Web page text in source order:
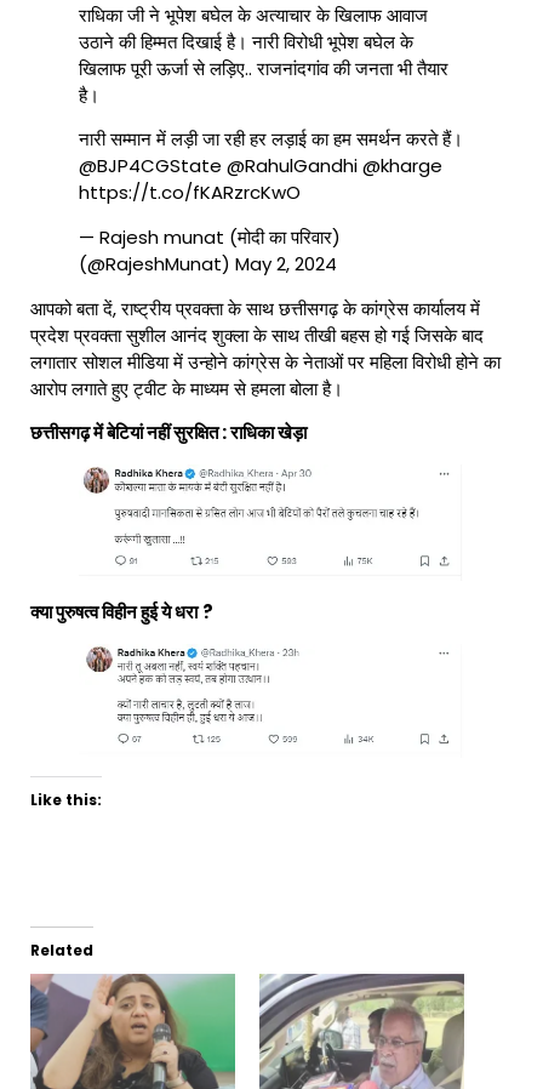
राधिका जी ने भूपेश बघेल के अत्याचार के खिलाफ आवाज
उठाने की हिम्मत दिखाई है। नारी विरोधी भूपेश बघेल के
खिलाफ पूरी ऊर्जा से लड़िए.. राजनांदगांव की जनता भी तैयार
है।
नारी सम्मान में लड़ी जा रही हर लड़ाई का हम समर्थन करते हैं।
@BJP4CGState @RahulGandhi@kharge
https://t.co/fKARzrcKwO
— Rajesh munat (मोदी का परिवार)
(@RajeshMunat) May 2, 2024
आपको बता दें, राष्ट्रीय प्रवक्ता के साथ छत्तीसगढ़ के कांग्रेस कार्यालय में
प्रदेश प्रवक्ता सुशील आनंद शुक्ला के साथ तीखी बहस हो गई जिसके बाद
लगातार सोशल मीडिया में उन्होने कांग्रेस के नेताओं पर महिला विरोधी होने का
आरोप लगाते हुए ट्वीट के माध्यम से हमला बोला है।
छत्तीसगढ़ में बेटियां नहीं सुरक्षित : राधिका खेड़ा
क्या पुरुषत्व विहीन हुई ये धरा ?
Like this:
Related